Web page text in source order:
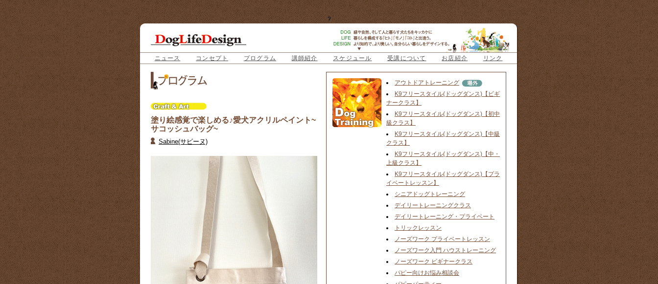
?
ニュース コンセプト プログラム 講師紹介 スケジュール 受講について お店紹介 リンク
塗り絵感覚で楽しめる♪愛犬アクリルペイント~
サコッシュバッグ~
Sabine(サビーヌ)
アウトドアトレーニング
K9フリースタイル(ドッグダンス)【ビギ
ナークラス】
K9フリースタイル(ドッグダンス)【初中
級クラス】
K9フリースタイル(ドッグダンス)【中級
クラス】
K9フリースタイル(ドッグダンス)【中・
上級クラス】
K9フリースタイル(ドッグダンス)【プラ
イベートレッスン】
シニアドッグトレーニング
デイリートレーニングクラス
デイリートレーニング・プライベート
トリックレッスン
ノーズワーク プライベートレッスン
ノーズワーク入門 ハウストレーニング
ノーズワーク ビギナークラス
パピー向けお悩み相談会